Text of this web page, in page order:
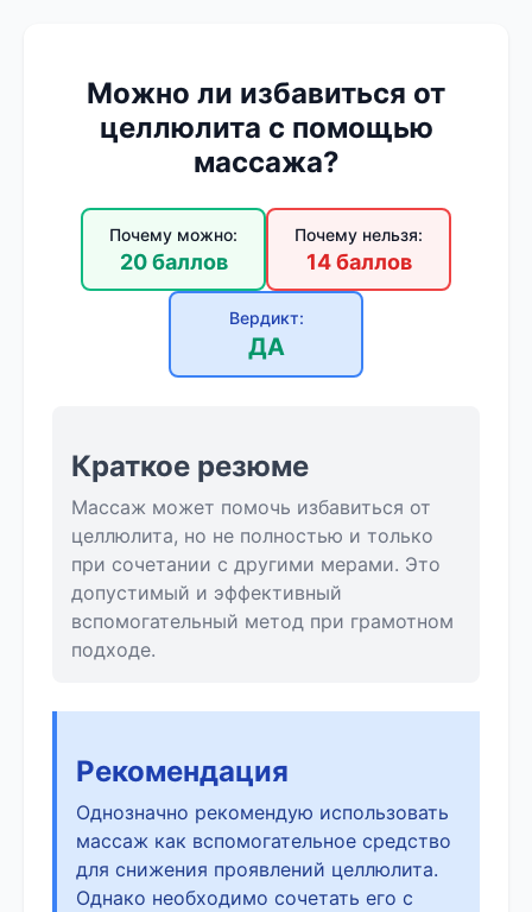
Можно ли избавиться от
целлюлита с помощью
массажа?
Почему можно:
20 баллов
Почему нельзя:
14 баллов
Вердикт:
ДА
Краткое резюме
Массаж может помочь избавиться от
целлюлита, но не полностью и только
при сочетании с другими мерами. Это
допустимый и эффективный
вспомогательный метод при грамотном
подходе.
Рекомендация
Однозначно рекомендую использовать
массаж как вспомогательное средство
для снижения проявлений целлюлита.
Однако необходимо сочетать его с